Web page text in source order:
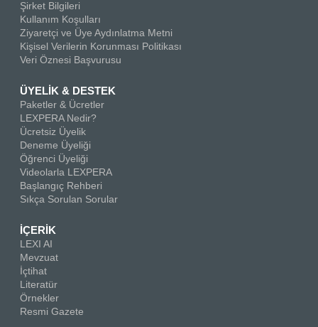
Şirket Bilgileri
Kullanım Koşulları
Ziyaretçi ve Üye Aydınlatma Metni
Kişisel Verilerin Korunması Politikası
Veri Öznesi Başvurusu
ÜYELİK & DESTEK
Paketler & Ücretler
LEXPERA Nedir?
Ücretsiz Üyelik
Deneme Üyeliği
Öğrenci Üyeliği
Videolarla LEXPERA
Başlangıç Rehberi
Sıkça Sorulan Sorular
İÇERİK
LEXI AI
Mevzuat
İçtihat
Literatür
Örnekler
Resmi Gazete